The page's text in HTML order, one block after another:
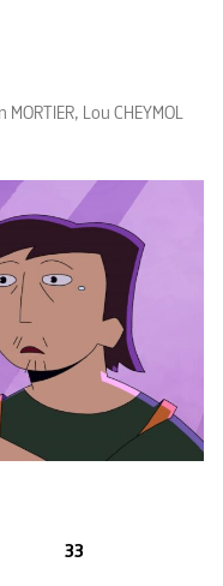
MORTIER, Lou CHEYMOL
33